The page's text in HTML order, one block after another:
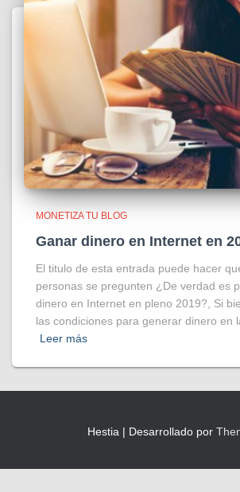
MONETIZA TU BLOG
Ganar dinero en Internet en
El titulo de esta entrada puede hacer
personas se pregunten ¿De verdad es
dinero en Internet en pleno 2019?, Si
las condiciones para generar dinero en
Leer más
Hestia | Desarrollado por